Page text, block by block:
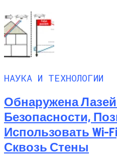
НАУКА И ТЕХНОЛОГИИ
Обнаружена
Безопасности,
Использовать Wi-
Сквозь Стены